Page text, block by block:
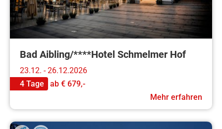
Bad Aibling/****Hotel Schmelmer Hof
23.12. - 26.12.2026
4 Tage
ab € 679,-
Mehr erfahren